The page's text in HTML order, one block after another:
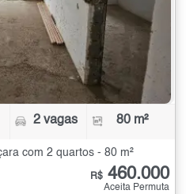
2 vagas 80 m²
com 2 quartos - 80 m²
R$ 460.000
Aceita Permuta